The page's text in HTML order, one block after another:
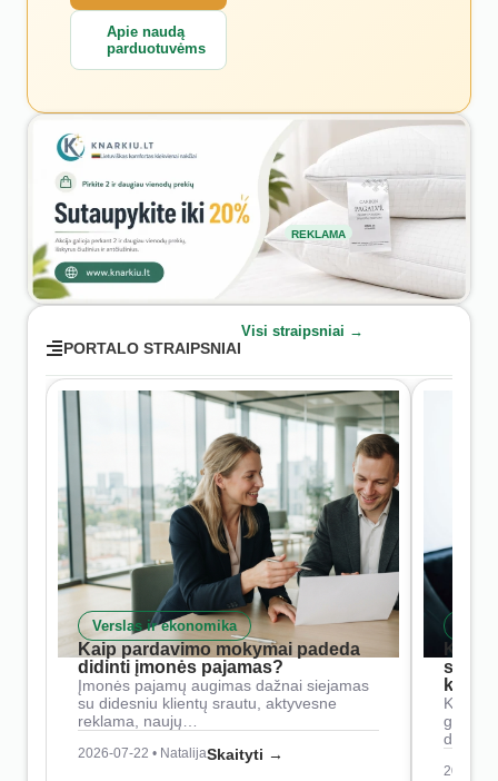
Apie naudą
parduotuvėms
REKLAMA
PORTALO STRAIPSNIAI
Visi straipsniai →
Verslas ir ekonomika
Kaip pardavimo mokymai padeda
didinti įmonės pajamas?
Įmonės pajamų augimas dažnai siejamas
su didesniu klientų srautu, aktyvesne
reklama, naujų…
2026-07-22 • NatalijaSkaityti →
Kaip
2026-